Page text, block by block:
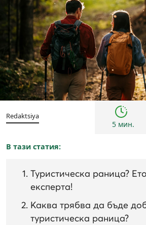
Redaktsiya
5 мин.
В тази статия:
Туристическа раница?
експерта!
Каква трябва да бъде
туристическа раница?